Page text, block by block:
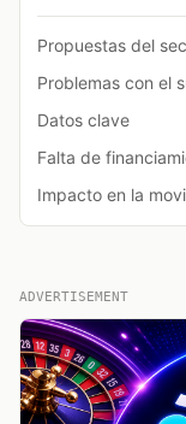
Propuestas del
Problemas con el
Datos clave
Falta de
Impacto en la
ADVERTISEMENT